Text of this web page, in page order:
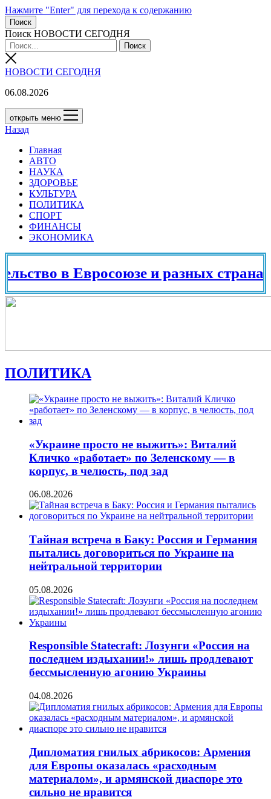
Нажмите "Enter" для перехода к содержанию
Поиск
Поиск НОВОСТИ СЕГОДНЯ
НОВОСТИ СЕГОДНЯ
06.08.2026
открыть меню
Назад
Главная
АВТО
НАУКА
ЗДОРОВЬЕ
КУЛЬТУРА
ПОЛИТИКА
СПОРТ
ФИНАНСЫ
ЭКОНОМИКА
Евросоюзе и разных странах мира в
ПОЛИТИКА
«Украине просто не выжить»: Виталий
Кличко «работает» по Зеленскому — в
корпус, в челюсть, под зад
06.08.2026
Тайная встреча в Баку: Россия и Германия
пытались договориться по Украине на
нейтральной территории
05.08.2026
Responsible Statecraft: Лозунги «Россия на
последнем издыхании!» лишь продлевают
бессмысленную агонию Украины
04.08.2026
Дипломатия гнилых абрикосов: Армения
для Европы оказалась «расходным
материалом», и армянской диаспоре это
сильно не нравится